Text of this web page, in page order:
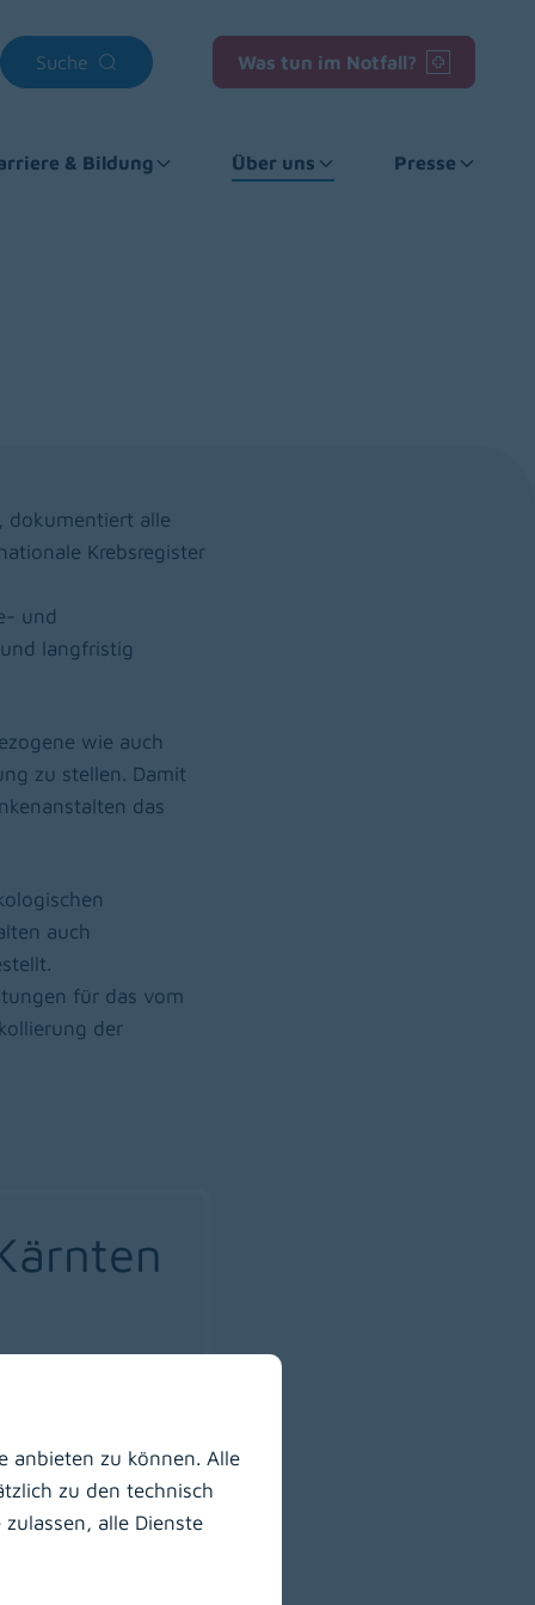
Suche Was tun im Notfall?
& Bildung Über uns Presse
dokumentiert alle
Krebsregister
und
langfristig
wie auch
zu stellen. Damit
das
auch
für das vom
der
anbieten zu können. Alle
zu den technisch
alle Dienste